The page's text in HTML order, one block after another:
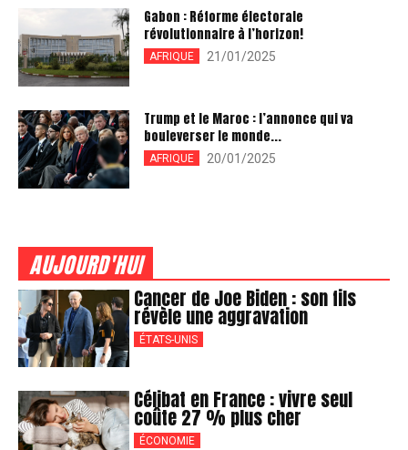
Gabon : Réforme électorale
révolutionnaire à l’horizon!
AFRIQUE 21/01/2025
Trump et le Maroc : l’annonce qui va
bouleverser le monde...
AFRIQUE 20/01/2025
AUJOURD'HUI
Cancer de Joe Biden : son fils
révèle une aggravation
ÉTATS-UNIS
Célibat en France : vivre seul
coûte 27 % plus cher
ÉCONOMIE